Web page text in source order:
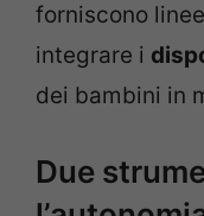
forniscono
integrare i
dei bambini in
Due